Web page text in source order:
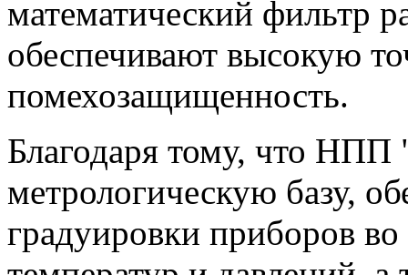
математический фильтр
обеспечивают высокую
помехозащищенность.
Благодаря тому, что
метрологическую базу,
градуировки приборов